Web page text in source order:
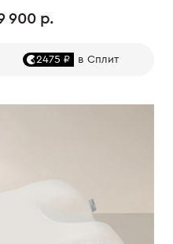
900 р.
2475 ₽ в Сплит